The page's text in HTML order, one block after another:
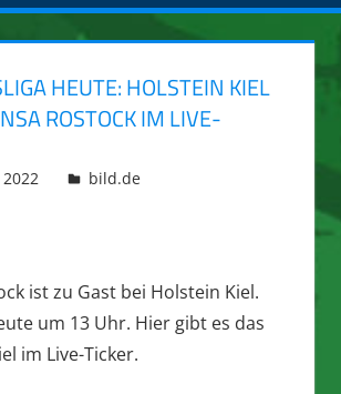
HEUTE: HOLSTEIN KIEL
ROSTOCK IM LIVE-
integromat
bild.de
ist zu Gast bei Holstein Kiel.
um 13 Uhr. Hier gibt es das
im Live-Ticker.